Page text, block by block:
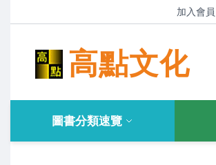
加入會員
高點文化
圖書分類速覽